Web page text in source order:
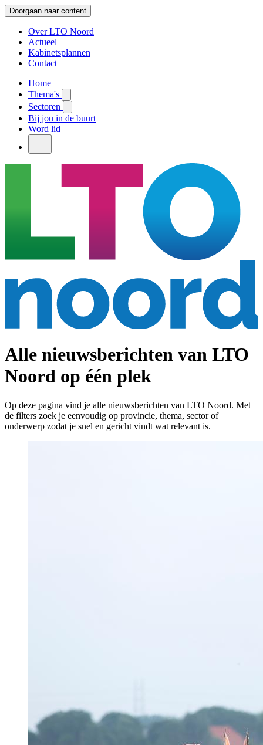
Doorgaan naar content
Over LTO Noord
Actueel
Kabinetsplannen
Contact
Home
Thema's
Sectoren
Bij jou in de buurt
Word lid
Alle nieuwsberichten van LTO
Noord op één plek
Op deze pagina vind je alle nieuwsberichten van LTO Noord. Met
de filters zoek je eenvoudig op provincie, thema, sector of
onderwerp zodat je snel en gericht vindt wat relevant is.